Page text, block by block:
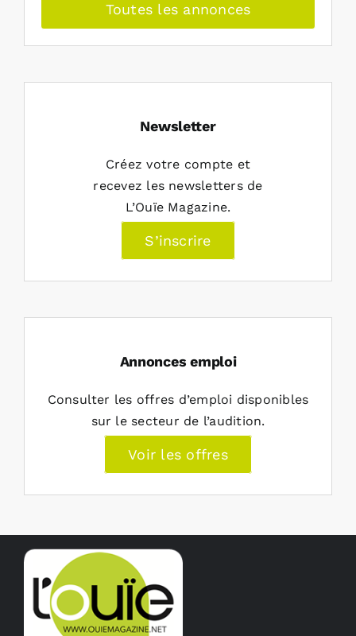
Toutes les annonces
Newsletter
Créez votre compte et
recevez les newsletters de
L’Ouïe Magazine.
S’inscrire
Annonces emploi
Consulter les offres d’emploi disponibles
sur le secteur de l’audition.
Voir les offres